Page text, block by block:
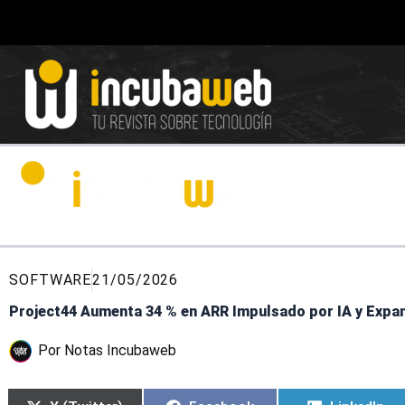
contenido
SOFTWARE21/05/2026
Project44 Aumenta 34 % en ARR Impulsado por IA y
Por Notas Incubaweb
en
en
en
en
en
en